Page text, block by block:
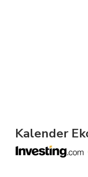
Kalender